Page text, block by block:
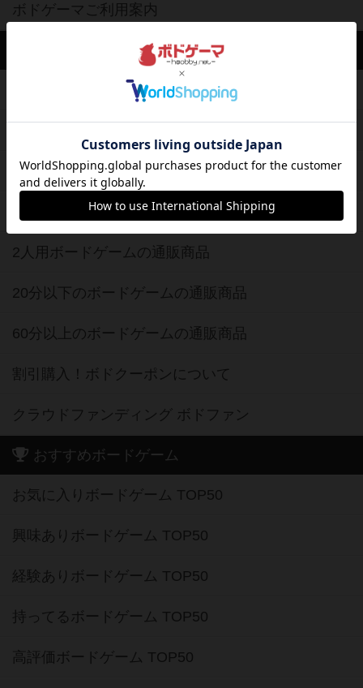
ボドゲーマご利用案内
ボードゲーム通販
国産ボードゲームの通販商品
子供向けボードゲームの通販商品
2人用ボードゲームの通販商品
20分以下のボードゲームの通販商品
60分以上のボードゲームの通販商品
割引購入！ボドクーポンについて
クラウドファンディング ボドファン
おすすめボードゲーム
お気に入りボードゲーム TOP50
興味ありボードゲーム TOP50
経験ありボードゲーム TOP50
持ってるボードゲーム TOP50
高評価ボードゲーム TOP50